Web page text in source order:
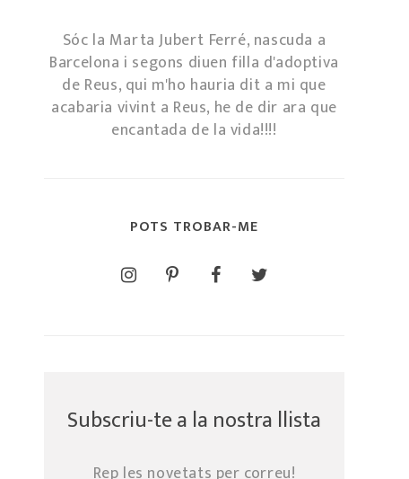
Sóc la Marta Jubert Ferré, nascuda a
Barcelona i segons diuen filla d'adoptiva
de Reus, qui m'ho hauria dit a mi que
acabaria vivint a Reus, he de dir ara que
encantada de la vida!!!!
POTS TROBAR-ME
Subscriu-te a la nostra llista
Rep les novetats per correu!